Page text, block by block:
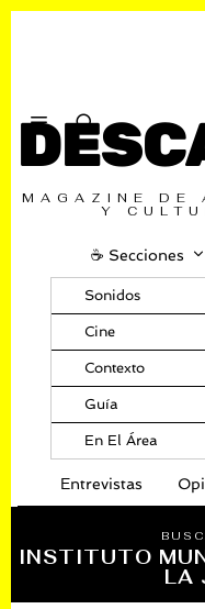
MAGAZINE DE
Y
☕️ Secciones
Sonidos
Cine
Contexto
Guía
En El Área
Entrevistas
INSTITUTO
LA